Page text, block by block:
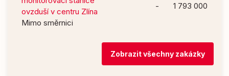
ovzduší v centru Zlína
Mimo směrnici
- 1 793 000
Zobrazit všechny zakázky